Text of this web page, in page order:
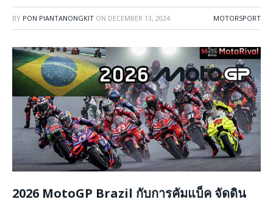
BY PON PIANTANONGKIT ON DECEMBER 13, 2024 MOTORSPORT
2026 MotoGP Brazil กับการคัมแบ็ค จัดดิน